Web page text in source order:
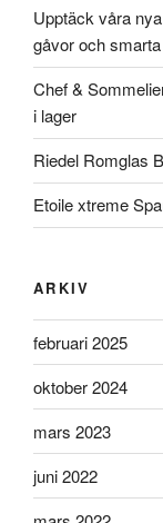
Upptäck våra
gåvor och
Chef &
i lager
Riedel Romglas
Etoile xtreme
ARKIV
februari 2025
oktober 2024
mars 2023
juni 2022